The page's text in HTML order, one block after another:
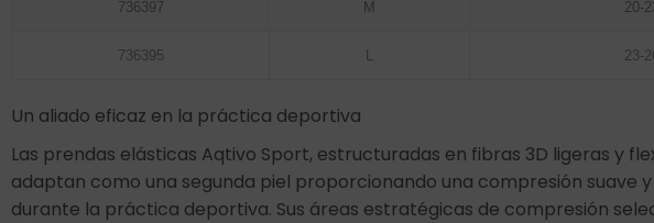
736397 M 20-
736395 L 23-
Un aliado eficaz en la práctica deportiva
Las prendas elásticas Aqtivo Sport, estructuradas en fibras 3D ligeras y
adaptan como una segunda piel proporcionando una compresión suave
durante la práctica deportiva. Sus áreas estratégicas de compresión